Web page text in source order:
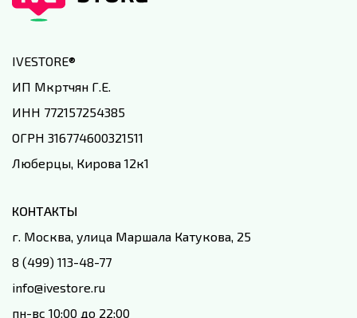
IVESTORE®
ИП Мкртчян Г.Е.
ИНН 772157254385
ОГРН 316774600321511
Люберцы, Кирова 12к1
КОНТАКТЫ
г. Москва, улица Маршала Катукова, 25
8 (499) 113-48-77
info@ivestore.ru
пн-вс 10:00 до 22:00